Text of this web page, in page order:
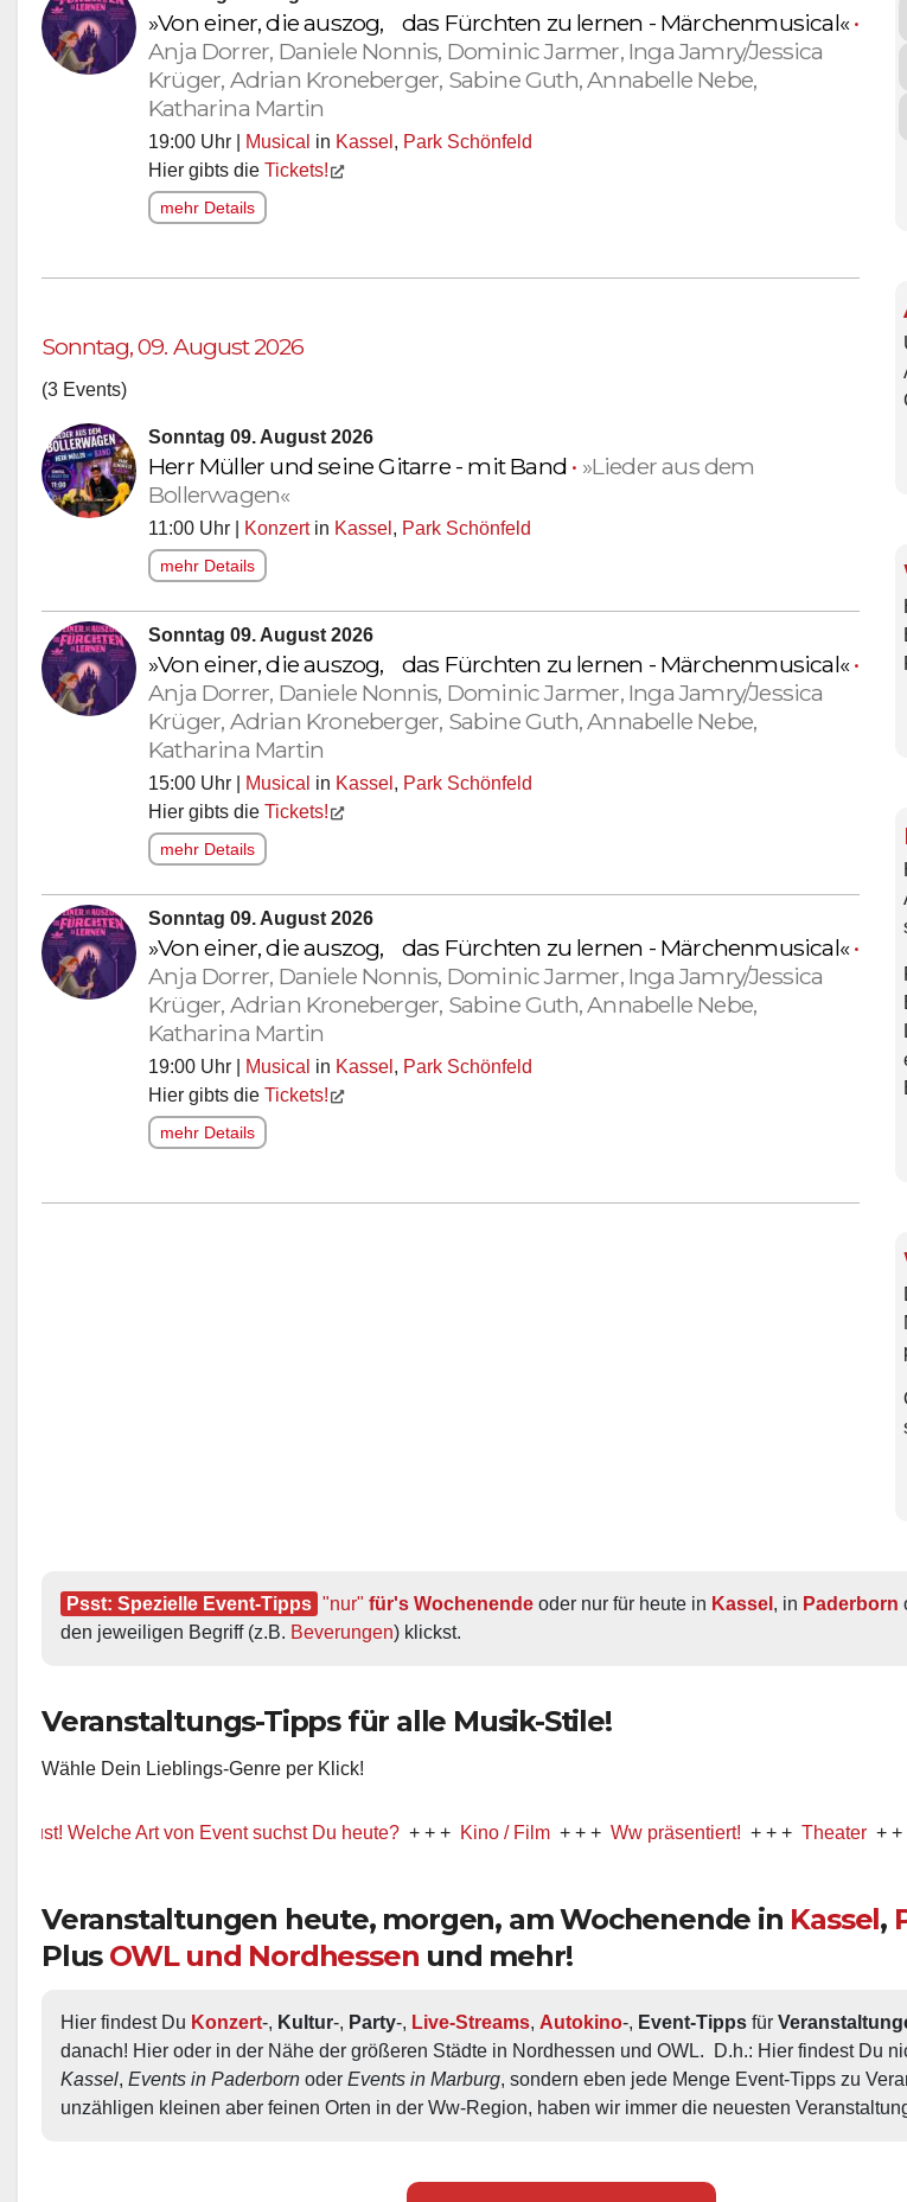
»Von einer, die auszog, das Fürchten zu lernen - Märchenmusical«•
Anja Dorrer, Daniele Nonnis, Dominic Jarmer, Inga Jamry/Jessica
Krüger, Adrian Kroneberger, Sabine Guth, Annabelle Nebe,
Katharina Martin
19:00 Uhr | Musical in Kassel Park Schönfeld
Hier gibts die Tickets!
mehr Details
Sonntag, 09. August 2026
(3 Events)
Sonntag 09. August 2026
Herr Müller und seine Gitarre - mit Band • »Lieder aus dem
Bollerwagen«
11:00 Uhr | Konzertin Kassel Park Schönfeld
mehr Details
Sonntag 09. August 2026
»Von einer, die auszog, das Fürchten zu lernen - Märchenmusical«•
Anja Dorrer, Daniele Nonnis, Dominic Jarmer, Inga Jamry/Jessica
Krüger, Adrian Kroneberger, Sabine Guth, Annabelle Nebe,
Katharina Martin
15:00 Uhr | Musical in Kassel Park Schönfeld
Hier gibts die Tickets!
mehr Details
Sonntag 09. August 2026
»Von einer, die auszog, das Fürchten zu lernen - Märchenmusical«•
Anja Dorrer, Daniele Nonnis, Dominic Jarmer, Inga Jamry/Jessica
Krüger, Adrian Kroneberger, Sabine Guth, Annabelle Nebe,
Katharina Martin
19:00 Uhr | Musical in Kassel Park Schönfeld
Hier gibts die Tickets!
mehr Details
Psst: Spezielle Event-Tipps "nur" für's Wochenende oder nur für heute in Kassel , in Paderborn
den jeweiligen Begriff (z.B. Beverungen) klickst.
Veranstaltungs-Tipps für alle Musik-Stile!
Wähle Dein Lieblings-Genre per Klick!
Art von Event suchst Du heute? + + + Kino / Film + + + Ww präsentiert! + + + Theater + + +
Veranstaltungen heute, morgen, am Wochenende in Kassel
Plus OWL und Nordhessen und mehr!
Hier findest Du Konzert Kultur Party Live-Streams Autokino Event-Tipps für
danach! Hier oder in der Nähe der größeren Städte in Nordhessen und OWL.  D.h.: Hier findest Du
Kassel Events in Paderborn oder Events in Marburg , sondern eben jede Menge Event-Tipps zu
unzähligen kleinen aber feinen Orten in der Ww-Region, haben wir immer die neuesten